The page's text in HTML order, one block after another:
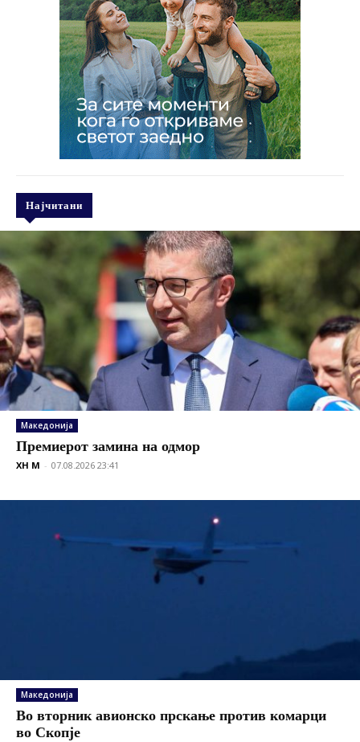
Најчитани
Македонија
Премиерот замина на одмор
XH M - 07.08.2026 23:41
Македонија
Во вторник авионско прскање против комарци
во Скопје